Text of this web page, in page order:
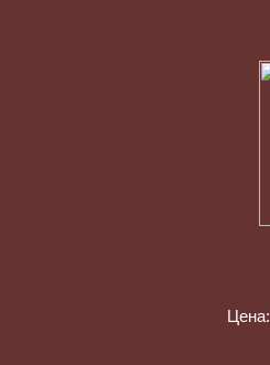
Цена: